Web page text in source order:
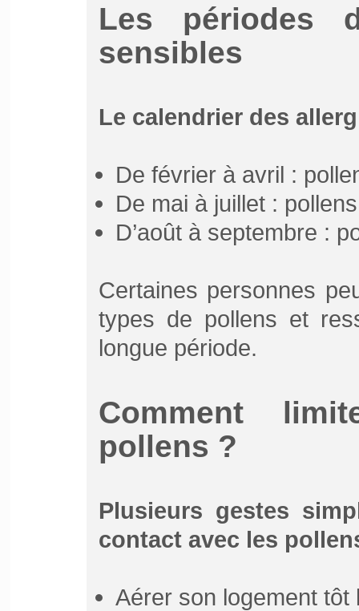
Les périodes
sensibles
Le calendrier des
De février à avril :
De mai à juillet :
D’août à septembre :
Certaines personnes
types de pollens et
longue période.
Comment
pollens ?
Plusieurs gestes
contact avec les
Aérer son logement